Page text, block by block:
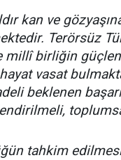
kan ve
Terörsüz
birliğin
vasat
beklenen
tahkim